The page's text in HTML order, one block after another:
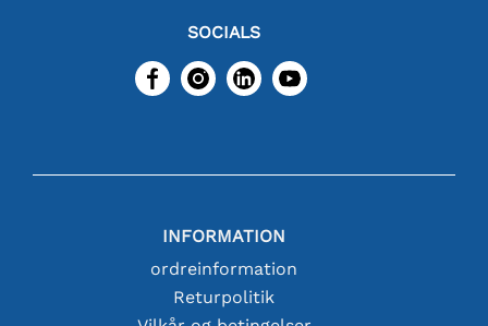
SOCIALS
INFORMATION
ordreinformation
Returpolitik